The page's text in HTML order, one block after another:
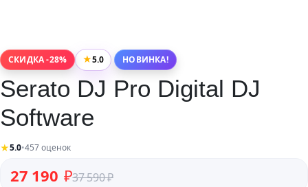
СКИДКА -28% ★5.0 НОВИНКА!
Serato DJ Pro Digital DJ
Software
★5.0•457 оценок
37 590₽
Первоначальная цена составляла 37 590 ₽.
27 190 ₽
Текущая цена: 27 190 ₽.